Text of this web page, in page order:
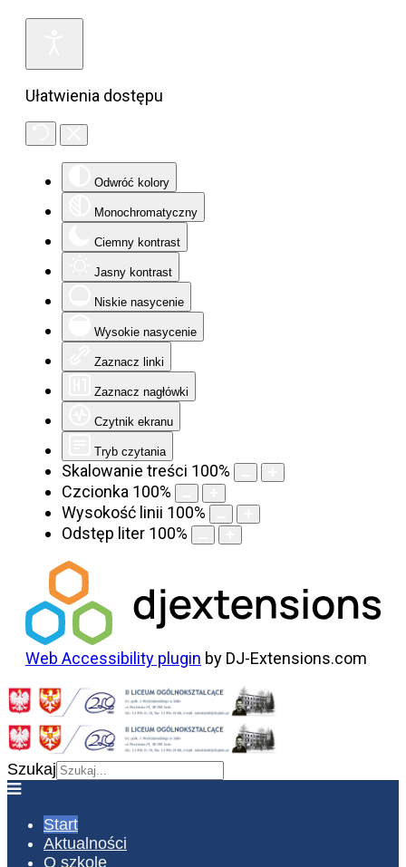
Ułatwienia dostępu
Odwróć kolory
Monochromatyczny
Ciemny kontrast
Jasny kontrast
Niskie nasycenie
Wysokie nasycenie
Zaznacz linki
Zaznacz nagłówki
Czytnik ekranu
Tryb czytania
Skalowanie treści 100%
Czcionka 100%
Wysokość linii 100%
Odstęp liter 100%
Web Accessibility plugin by DJ-Extensions.com
Szukaj
Start
Aktualności
O szkole